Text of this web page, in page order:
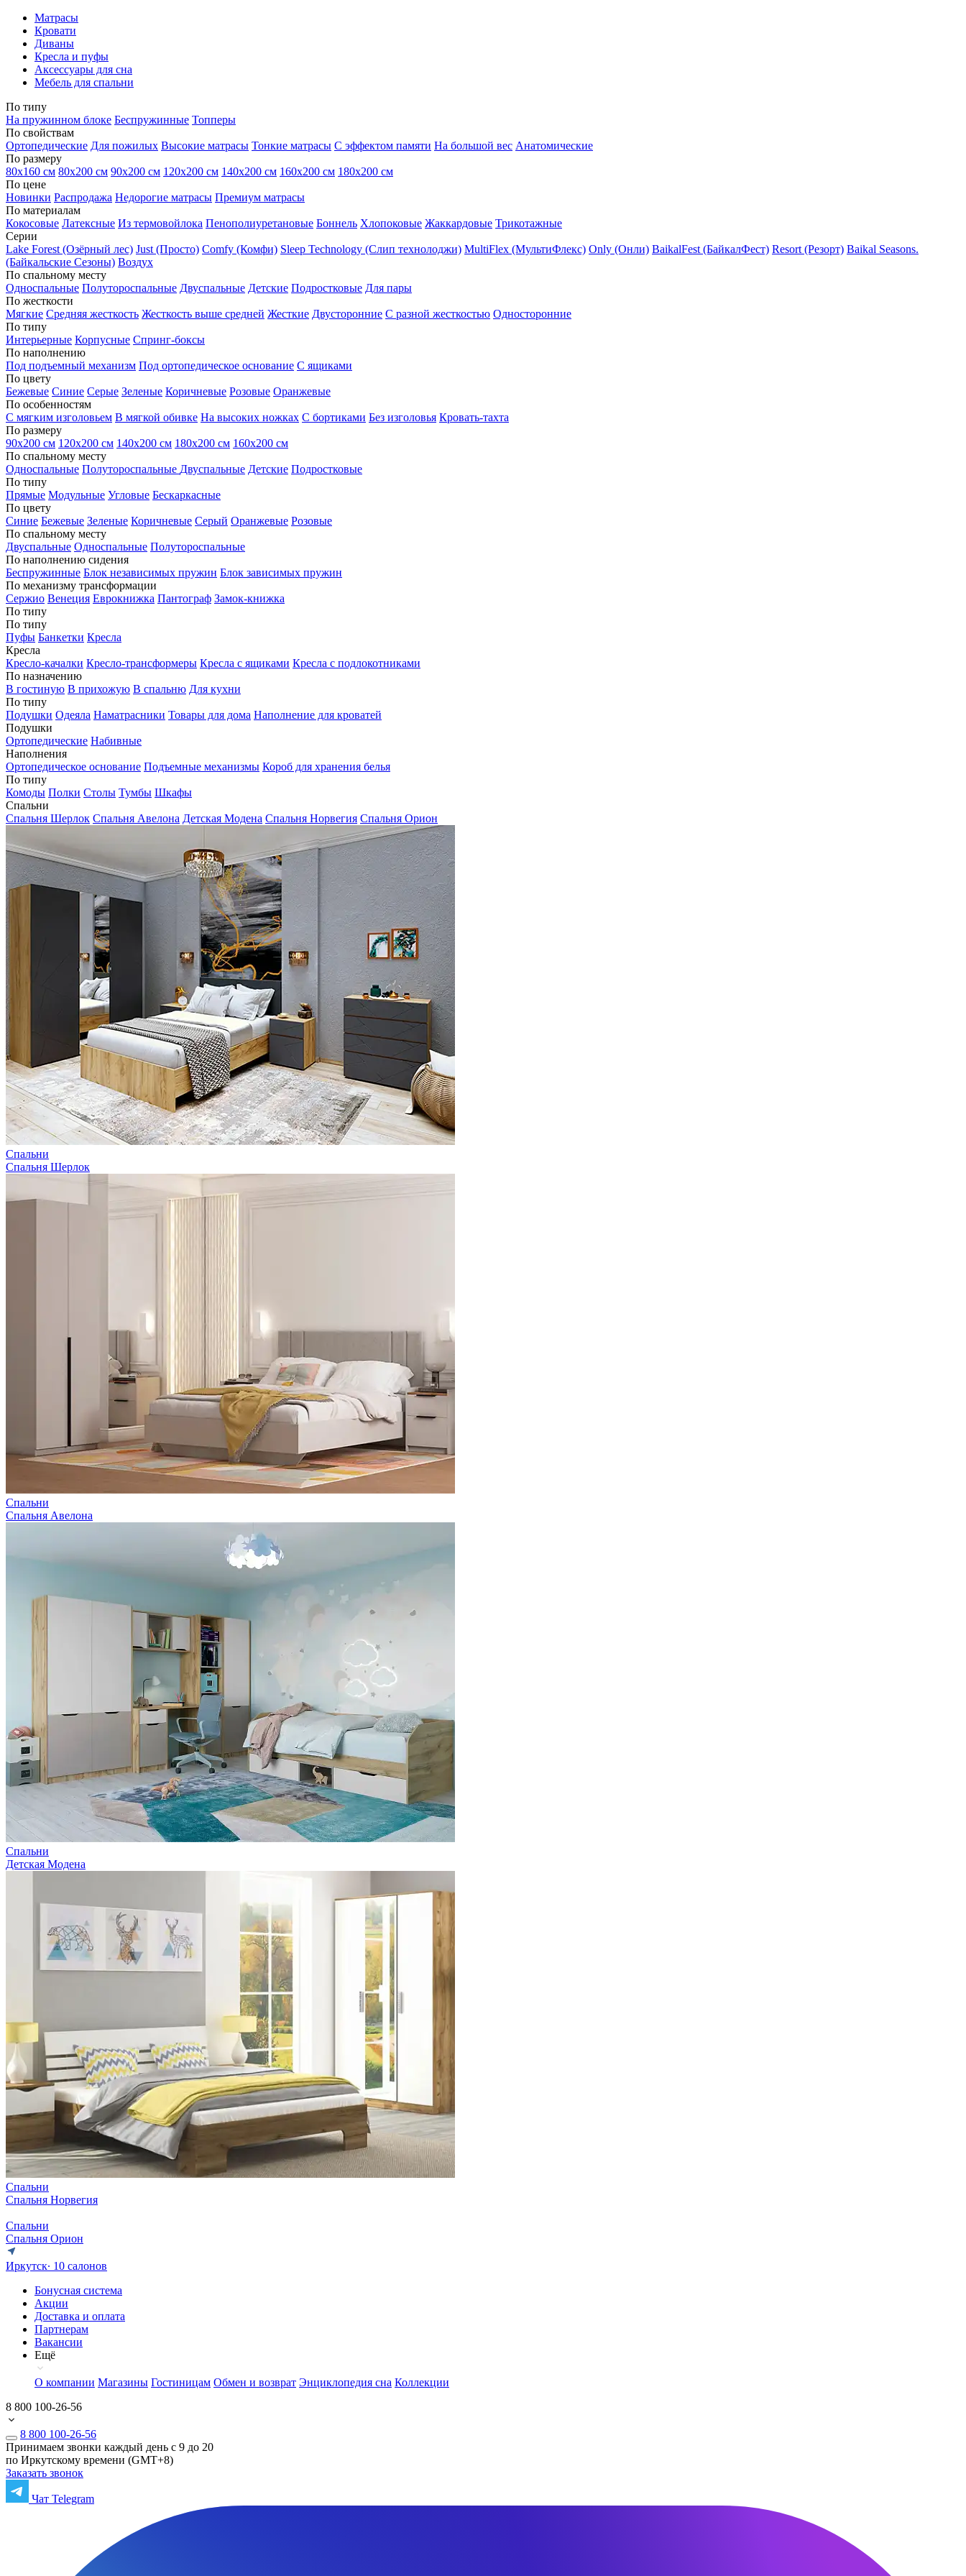
Матрасы
Кровати
Диваны
Кресла и пуфы
Аксессуары для сна
Мебель для спальни
По типу
На пружинном блоке Беспружинные Топперы
По свойствам
Ортопедические Для пожилых Высокие матрасы Тонкие матрасы С эффектом памяти На большой вес Анатомические
По размеру
80х160 см 80х200 см 90х200 см 120х200 см 140х200 см 160х200 см 180х200 см
По цене
Новинки Распродажа Недорогие матрасы Премиум матрасы
По материалам
Кокосовые Латексные Из термовойлока Пенополиуретановые Боннель Хлопоковые Жаккардовые Трикотажные
Серии
Lake Forest (Озёрный лес) Just (Просто) Comfy (Комфи) Sleep Technology (Слип технолоджи) MultiFlex (МультиФлекс) Only (Онли) BaikalFest (БайкалФест) Resort (Резорт) Baikal Seasons.
(Байкальские Сезоны) Воздух
По спальному месту
Односпальные Полутороспальные Двуспальные Детские Подростковые Для пары
По жесткости
Мягкие Средняя жесткость Жесткость выше средней Жесткие Двусторонние С разной жесткостью Односторонние
По типу
Интерьерные Корпусные Спринг-боксы
По наполнению
Под подъемный механизм Под ортопедическое основание С ящиками
По цвету
Бежевые Синие Серые Зеленые Коричневые Розовые Оранжевые
По особенностям
С мягким изголовьем В мягкой обивке На высоких ножках С бортиками Без изголовья Кровать-тахта
По размеру
90х200 см 120х200 см 140х200 см 180х200 см 160х200 см
По спальному месту
Односпальные Полутороспальные Двуспальные Детские Подростковые
По типу
Прямые Модульные Угловые Бескаркасные
По цвету
Синие Бежевые Зеленые Коричневые Серый Оранжевые Розовые
По спальному месту
Двуспальные Односпальные Полутороспальные
По наполнению сидения
Беспружинные Блок независимых пружин Блок зависимых пружин
По механизму трансформации
Сержио Венеция Еврокнижка Пантограф Замок-книжка
По типу
По типу
Пуфы Банкетки Кресла
Кресла
Кресло-качалки Кресло-трансформеры Кресла с ящиками Кресла с подлокотниками
По назначению
В гостиную В прихожую В спальню Для кухни
По типу
Подушки Одеяла Наматрасники Товары для дома Наполнение для кроватей
Подушки
Ортопедические Набивные
Наполнения
Ортопедическое основание Подъемные механизмы Короб для хранения белья
По типу
Комоды Полки Столы Тумбы Шкафы
Спальни
Спальня Шерлок Спальня Авелона Детская Модена Спальня Норвегия Спальня Орион
Спальни
Спальня Шерлок
Спальни
Спальня Авелона
Спальни
Детская Модена
Спальни
Спальня Норвегия
Спальни
Спальня Орион
Иркутск∙ 10 салонов
Бонусная система
Акции
Доставка и оплата
Партнерам
Вакансии
Ещё
О компании Магазины Гостиницам Обмен и возврат Энциклопедия сна Коллекции
8 800 100-26-56
8 800 100-26-56
Принимаем звонки каждый день с 9 до 20
по Иркутскому времени (GMT+8)
Заказать звонок
Чат Telegram